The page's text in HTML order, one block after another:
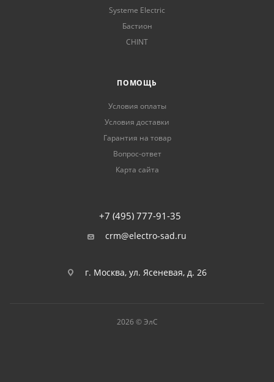
Systeme Electric
Бастион
CHINT
ПОМОЩЬ
Условия оплаты
Условия доставки
Гарантия на товар
Вопрос-ответ
Карта сайта
+7 (495) 777-91-35
crm@electro-sad.ru
г. Москва, ул. Ясеневая, д. 26
2026 © ЭлС